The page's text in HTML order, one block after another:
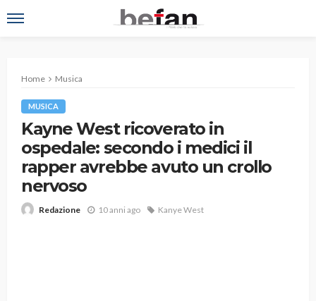
Home Musica
MUSICA
Kayne West ricoverato in
ospedale: secondo i medici il
rapper avrebbe avuto un crollo
nervoso
Redazione 10 anni ago Kanye West